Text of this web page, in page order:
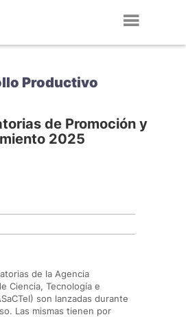
Productivo
de Promoción y
2025
de la Agencia
Ciencia, Tecnología e
son lanzadas durante
Las mismas tienen por